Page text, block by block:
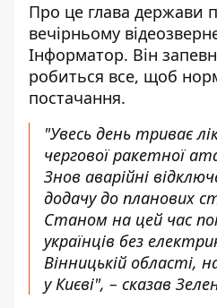
Про це глава держави
вечірньому
Інформатор. Він
робиться все, щоб
постачання.
"Увесь день триває
чергової ракетної
Знов аварійні
додачу до планових
Станом на цей час
українців без
Вінницькій області,
у Києві", – сказав